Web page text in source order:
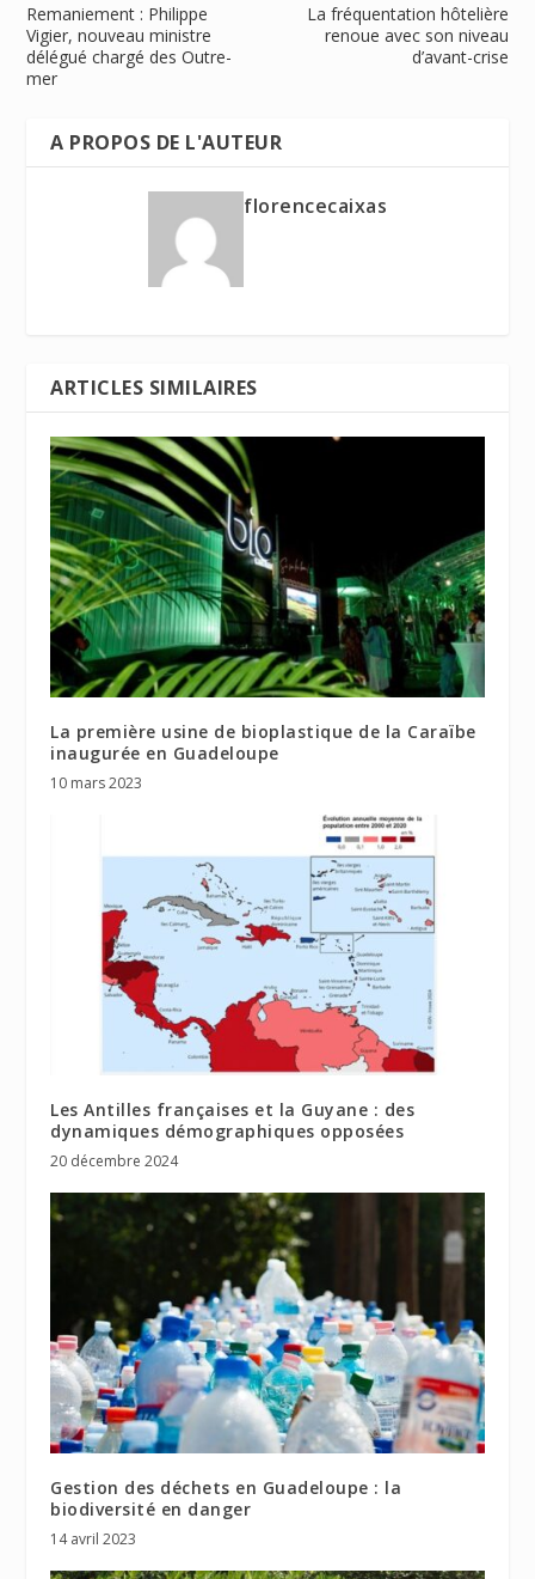
Remaniement : Philippe
Vigier, nouveau ministre
délégué chargé des Outre-
mer
La fréquentation hôtelière
renoue avec son niveau
d’avant-crise
A PROPOS DE L'AUTEUR
florencecaixas
ARTICLES SIMILAIRES
La première usine de bioplastique de la Caraïbe
inaugurée en Guadeloupe
10 mars 2023
Les Antilles françaises et la Guyane : des
dynamiques démographiques opposées
20 décembre 2024
Gestion des déchets en Guadeloupe : la
biodiversité en danger
14 avril 2023